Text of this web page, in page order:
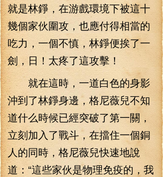
就是林錚，在游戲環境下被這十
幾個家伙圍攻，也應付得相當的
吃力，一個不慎，林錚便挨了一
劍，日！太疼了這攻擊！
就在這時，一道白色的身影
沖到了林錚身邊，格尼薇兒不知
道什么時候已經突破了第一關，
立刻加入了戰斗，在擋住一個銅
人的同時，格尼薇兒快速地說
道：“這些家伙是物理免疫的，我